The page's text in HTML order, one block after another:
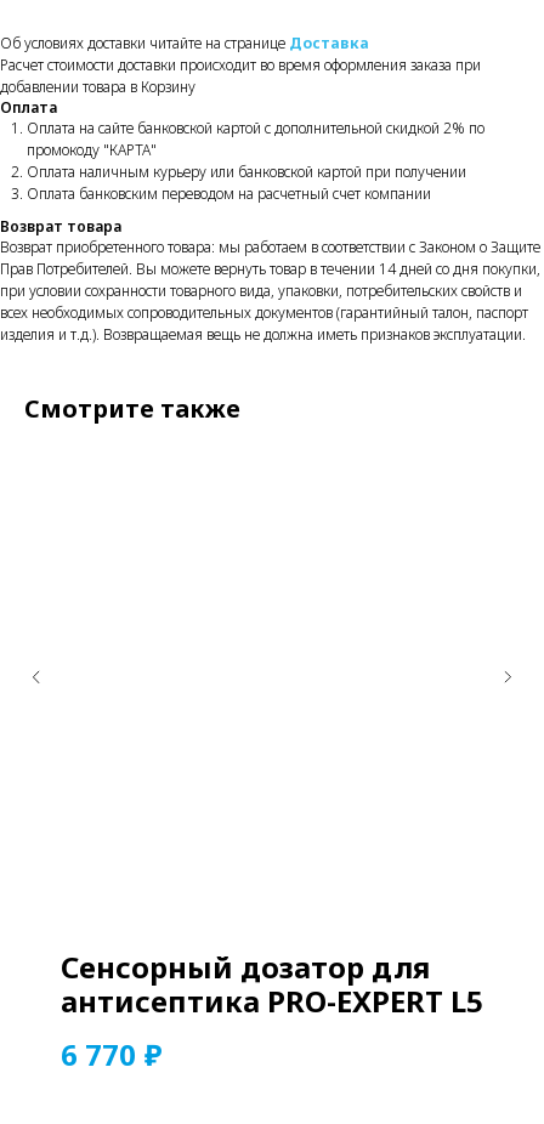
Об условиях доставки читайте на странице Доставка
Расчет стоимости доставки происходит во время оформления заказа при
добавлении товара в Корзину
Оплата
Оплата на сайте банковской картой с дополнительной скидкой 2% по
промокоду "КАРТА"
Оплата наличным курьеру или банковской картой при получении
Оплата банковским переводом на расчетный счет компании
Возврат товара
Возврат приобретенного товара: мы работаем в соответствии с Законом о Защите
Прав Потребителей. Вы можете вернуть товар в течении 14 дней со дня покупки,
при условии сохранности товарного вида, упаковки, потребительских свойств и
всех необходимых сопроводительных документов (гарантийный талон, паспорт
изделия и т.д.). Возвращаемая вещь не должна иметь признаков эксплуатации.
Смотрите также
Сенсорный дозатор для
антисептика PRO-EXPERT L5
6 770 ₽